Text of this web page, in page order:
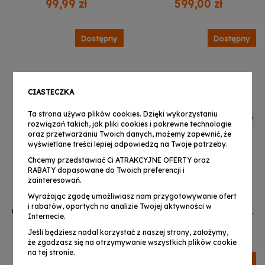
kratownicy
99,99 zł 599,00 zł
Dostępny
STAND4ME PODSTAWA
QUADRO ALU 290 40x40
SREBRNA
349,99 zł
Dostępny
STAND4ME PODSTAWA
QUADRO ALU 290 40x40
339,99 zł
CIASTECZKA
Ta strona używa plików cookies. Dzięki wykorzystaniu
rozwiązań takich, jak pliki cookies i pokrewne technologie
oraz przetwarzaniu Twoich danych, możemy zapewnić, że
wyświetlane treści lepiej odpowiedzą na Twoje potrzeby.
Chcemy przedstawiać Ci ATRAKCYJNE OFERTY oraz
RABATY dopasowane do Twoich preferencji i
zainteresowań.
Wyrażając zgodę umożliwiasz nam przygotowywanie ofert
i rabatów, opartych na analizie Twojej aktywności w
Internecie.
Jeśli będziesz nadal korzystać z naszej strony, założymy,
że zgadzasz się na otrzymywanie wszystkich plików cookie
na tej stronie.